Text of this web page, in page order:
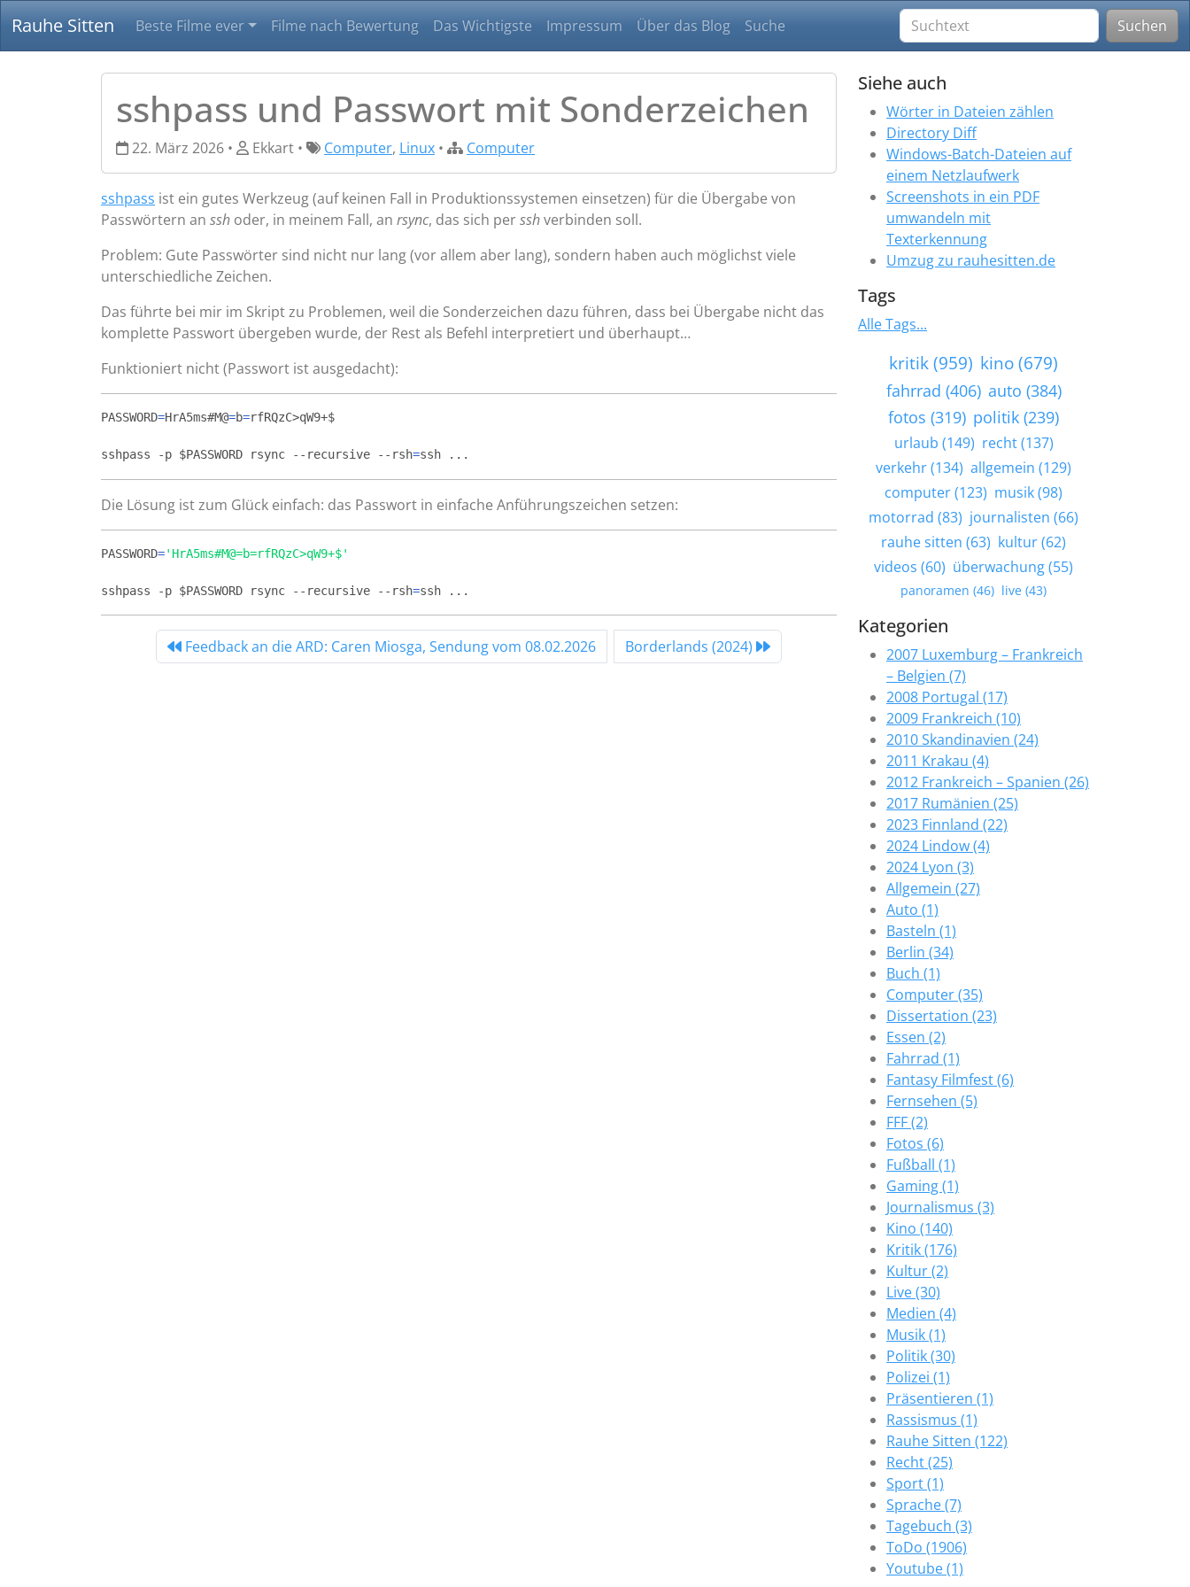
Rauhe Sitten Beste Filme ever Filme nach Bewertung Das Wichtigste Impressum Über das Blog Suche Suchen
sshpass und Passwort mit Sonderzeichen
22. März 2026 • Ekkart • Computer, Linux • Computer
sshpass ist ein gutes Werkzeug (auf keinen Fall in Produktionssystemen einsetzen) für die Übergabe von
Passwörtern an ssh oder, in meinem Fall, an rsync, das sich persshverbinden soll.
Problem: Gute Passwörter sind nicht nur lang (vor allem aber lang), sondern haben auch möglichst viele
unterschiedliche Zeichen.
Das führte bei mir im Skript zu Problemen, weil die Sonderzeichen dazu führen, dass bei Übergabe nicht das
komplette Passwort übergeben wurde, der Rest als Befehl interpretiert und überhaupt…
Funktioniert nicht (Passwort ist ausgedacht):
PASSWORD=HrA5ms#M@=b=
sshpass -p $PASSWORD rsync --recursive --rsh=
Die Lösung ist zum Glück einfach: das Passwort in einfache Anführungszeichen setzen:
PASSWORD='HrA5ms#M@=b=rfRQzC>qW9+$'
sshpass -p $PASSWORD rsync --recursive --rsh=
Feedback an die ARD: Caren Miosga, Sendung vom 08.02.2026 Borderlands (2024)
Siehe auch
Wörter in Dateien zählen
Directory Diff
Windows-Batch-Dateien auf
einem Netzlaufwerk
Screenshots in ein PDF
umwandeln mit
Texterkennung
Umzug zu rauhesitten.de
Tags
Alle Tags...
kritik (959) kino (679)
fahrrad (406) auto (384)
fotos (319) politik (239)
urlaub (149) recht (137)
verkehr (134) allgemein (129)
computer (123) musik (98)
motorrad (83) journalisten (66)
rauhe sitten (63) kultur (62)
videos (60) überwachung (55)
panoramen (46) live (43)
Kategorien
2007 Luxemburg – Frankreich
– Belgien (7)
2008 Portugal (17)
2009 Frankreich (10)
2010 Skandinavien (24)
2011 Krakau (4)
2012 Frankreich – Spanien (26)
2017 Rumänien (25)
2023 Finnland (22)
2024 Lindow (4)
2024 Lyon (3)
Allgemein (27)
Auto (1)
Basteln (1)
Berlin (34)
Buch (1)
Computer (35)
Dissertation (23)
Essen (2)
Fahrrad (1)
Fantasy Filmfest (6)
Fernsehen (5)
FFF (2)
Fotos (6)
Fußball (1)
Gaming (1)
Journalismus (3)
Kino (140)
Kritik (176)
Kultur (2)
Live (30)
Medien (4)
Musik (1)
Politik (30)
Polizei (1)
Präsentieren (1)
Rassismus (1)
Rauhe Sitten (122)
Recht (25)
Sport (1)
Sprache (7)
Tagebuch (3)
ToDo (1906)
Youtube (1)